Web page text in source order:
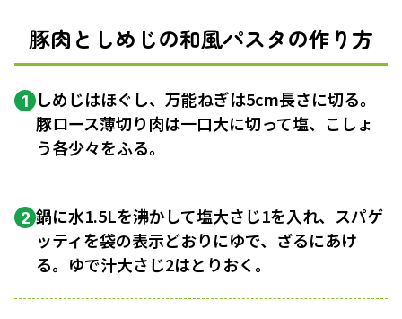
豚肉としめじの和風パスタの作り方
1
しめじはほぐし、万能ねぎは5cm長さに切る。
豚ロース薄切り肉は一口大に切って塩、こしょ
う各少々をふる。
2 鍋に水1.5Lを沸かして塩大さじ1を入れ、スパゲ
ッティを袋の表示どおりにゆで、ざるにあけ
る。ゆで汁大さじ2はとりおく。